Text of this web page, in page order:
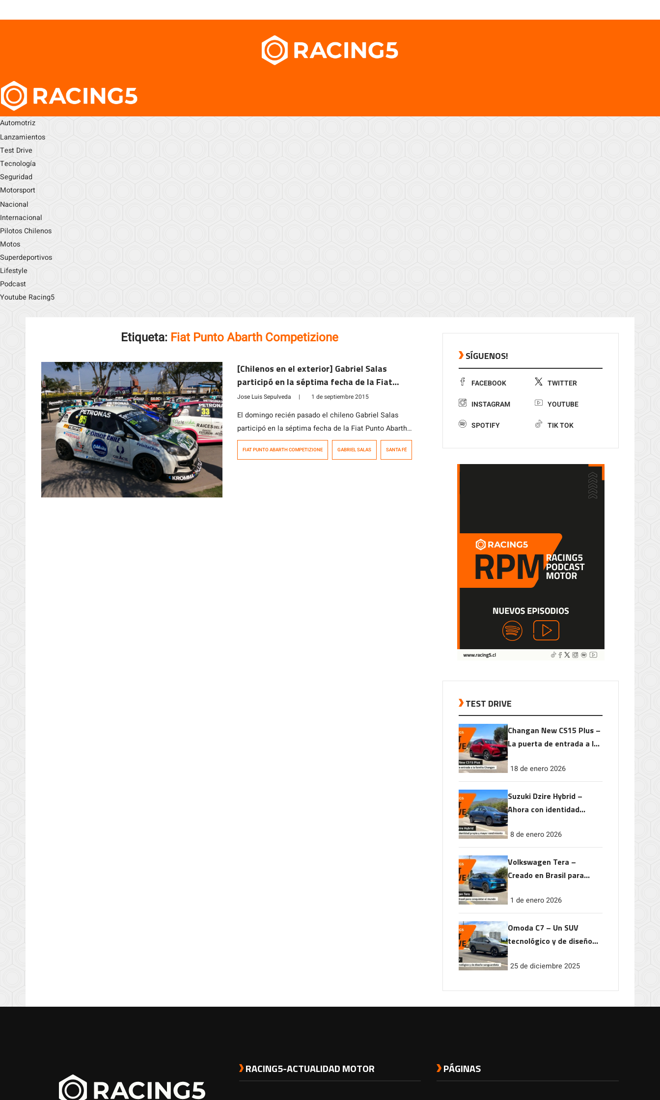
Automotriz
Lanzamientos
Test Drive
Tecnología
Seguridad
Motorsport
Nacional
Internacional
Pilotos Chilenos
Motos
Superdeportivos
Lifestyle
Podcast
Youtube Racing5
Etiqueta: Fiat Punto Abarth Competizione
[Chilenos en el exterior] Gabriel Salas
participó en la séptima fecha de la Fiat
Punto Abarth Competizione en Santa Fe
Jose Luis Sepulveda | 1 de septiembre 2015
El domingo recién pasado el chileno Gabriel Salas
participó en la séptima fecha de la Fiat Punto Abarth
Competizione en el siempre complicado circuito
FIAT PUNTO ABARTH COMPETIZIONE GABRIEL SALAS SANTA FÉ
SÍGUENOS!
FACEBOOK TWITTER
INSTAGRAM YOUTUBE
SPOTIFY TIK TOK
TEST DRIVE
Changan New CS15 Plus –
La puerta de entrada a la
18 de enero 2026
Suzuki Dzire Hybrid –
Ahora con identidad
rendimiento
8 de enero 2026
Volkswagen Tera –
Creado en Brasil para
1 de enero 2026
Omoda C7 – Un SUV
tecnológico y de diseño
25 de diciembre 2025
RACING5-ACTUALIDAD MOTOR PÁGINAS